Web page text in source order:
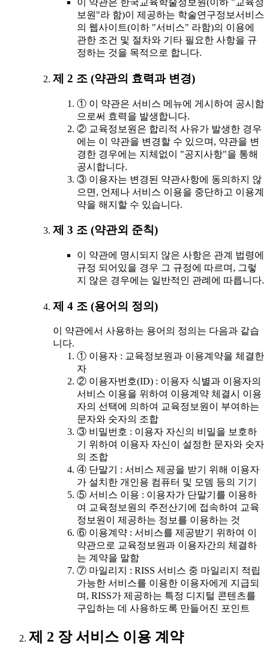
이 약관은 한국교육학술정보원(이하 "교육정
보원"라 함)이 제공하는 학술연구정보서비스
의 웹사이트(이하 "서비스" 라함)의 이용에
관한 조건 및 절차와 기타 필요한 사항을 규
정하는 것을 목적으로 합니다.
제 2 조 (약관의 효력과 변경)
① 이 약관은 서비스 메뉴에 게시하여 공시함
으로써 효력을 발생합니다.
② 교육정보원은 합리적 사유가 발생한 경우
에는 이 약관을 변경할 수 있으며, 약관을 변
경한 경우에는 지체없이 "공지사항"을 통해
공시합니다.
③ 이용자는 변경된 약관사항에 동의하지 않
으면, 언제나 서비스 이용을 중단하고 이용계
약을 해지할 수 있습니다.
제 3 조 (약관외 준칙)
이 약관에 명시되지 않은 사항은 관계 법령에
규정 되어있을 경우 그 규정에 따르며, 그렇
지 않은 경우에는 일반적인 관례에 따릅니다.
제 4 조 (용어의 정의)
이 약관에서 사용하는 용어의 정의는 다음과 같습
니다.
① 이용자 : 교육정보원과 이용계약을 체결한
자
② 이용자번호(ID) : 이용자 식별과 이용자의
서비스 이용을 위하여 이용계약 체결시 이용
자의 선택에 의하여 교육정보원이 부여하는
문자와 숫자의 조합
③ 비밀번호 : 이용자 자신의 비밀을 보호하
기 위하여 이용자 자신이 설정한 문자와 숫자
의 조합
④ 단말기 : 서비스 제공을 받기 위해 이용자
가 설치한 개인용 컴퓨터 및 모뎀 등의 기기
⑤ 서비스 이용 : 이용자가 단말기를 이용하
여 교육정보원의 주전산기에 접속하여 교육
정보원이 제공하는 정보를 이용하는 것
⑥ 이용계약 : 서비스를 제공받기 위하여 이
약관으로 교육정보원과 이용자간의 체결하
는 계약을 말함
⑦ 마일리지 : RISS 서비스 중 마일리지 적립
가능한 서비스를 이용한 이용자에게 지급되
며, RISS가 제공하는 특정 디지털 콘텐츠를
구입하는 데 사용하도록 만들어진 포인트
제 2 장 서비스 이용 계약